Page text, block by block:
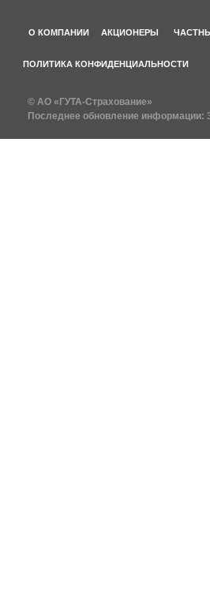
О КОМПАНИИ АКЦИОНЕРЫ
ПОЛИТИКА КОНФИДЕНЦИАЛЬНОСТИ
© АО «ГУТА-Страхование»
Последнее обновление информации: